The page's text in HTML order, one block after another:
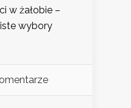
w żałobie –
wybory